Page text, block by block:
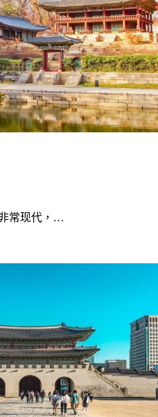
常现代，…